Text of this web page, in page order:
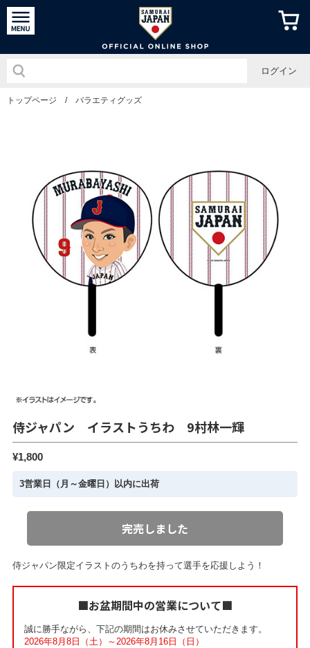
侍ジャパ
ログイン
トップページ / バラエティグッズ
侍ジャパン イラストうちわ 9村林一輝
¥1,800
3営業日（月～金曜日）以内に出荷
完売しました
侍ジャパン限定イラストのうちわを持って選手を応援しよう！
■お盆期間中の営業について■
誠に勝手ながら、下記の期間はお休みさせていただきます。
2026年8月8日（土）～2026年8月16日（日）